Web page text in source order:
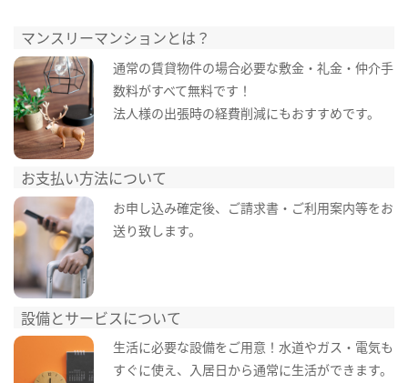
マンスリーマンションとは？
通常の賃貸物件の場合必要な敷金・礼金・仲介手
数料がすべて無料です！
法人様の出張時の経費削減にもおすすめです。
お支払い方法について
お申し込み確定後、ご請求書・ご利用案内等をお
送り致します。
設備とサービスについて
生活に必要な設備をご用意！水道やガス・電気も
すぐに使え、入居日から通常に生活ができます。